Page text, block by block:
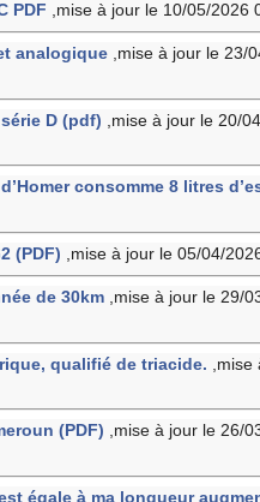
PDF ,mise à jour le 10/05/2026
analogique
,mise à jour le 23/
D (pdf)
,mise à jour le 20/
consomme 8 litres
(PDF) ,mise à jour le 05/04/
de 30km
,mise à jour le 29/
qualifié de triacide.
(PDF) ,mise à jour le 26/
égale à ma longueur